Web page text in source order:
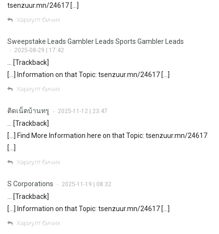
tsenzuur.mn/24617 […]
Хариулт бичих
Sweepstake Leads Gambler Leads Sports Gambler Leads
• 2025-08-29 | 17:42
… [Trackback]
[…] Information on that Topic: tsenzuur.mn/24617 […]
Хариулт бичих
ติดเน็ตบ้านทรู • 2025-11-12 | 23:47
… [Trackback]
[…] Find More Information here on that Topic: tsenzuur.mn/24617
[…]
Хариулт бичих
S Corporations • 2025-11-19 | 08:32
… [Trackback]
[…] Information on that Topic: tsenzuur.mn/24617 […]
Хариулт бичих